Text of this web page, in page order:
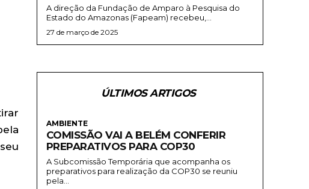
A direção da Fundação de Amparo à Pesquisa do
Estado do Amazonas (Fapeam) recebeu,...
27 de março de 2025
ÚLTIMOS ARTIGOS
AMBIENTE
COMISSÃO VAI A BELÉM CONFERIR
PREPARATIVOS PARA COP30
A Subcomissão Temporária que acompanha os
preparativos para realização da COP30 se reuniu
pela...